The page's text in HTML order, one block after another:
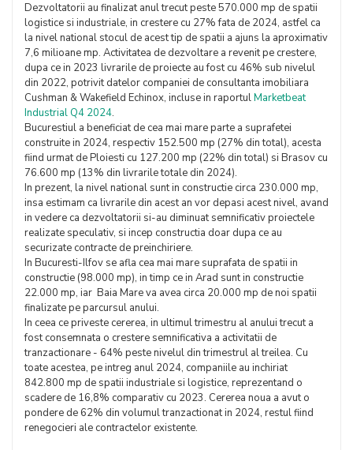
Dezvoltatorii au finalizat anul trecut peste 570.000 mp de spatii
logistice si industriale, in crestere cu 27% fata de 2024, astfel ca
la nivel national stocul de acest tip de spatii a ajuns la aproximativ
7,6 milioane mp. Activitatea de dezvoltare a revenit pe crestere,
dupa ce in 2023 livrarile de proiecte au fost cu 46% sub nivelul
din 2022, potrivit datelor companiei de consultanta imobiliara
Cushman & Wakefield Echinox, incluse in raportulMarketbeat
Industrial Q4 2024.
Bucurestiul a beneficiat de cea mai mare parte a suprafetei
construite in 2024, respectiv 152.500 mp (27% din total), acesta
fiind urmat de Ploiesti cu 127.200 mp (22% din total) si Brasov cu
76.600 mp (13% din livrarile totale din 2024).
In prezent, la nivel national sunt in constructie circa 230.000 mp,
insa estimam ca livrarile din acest an vor depasi acest nivel, avand
in vedere ca dezvoltatorii si-au diminuat semnificativ proiectele
realizate speculativ, si incep constructia doar dupa ce au
securizate contracte de preinchiriere.
In Bucuresti-Ilfov se afla cea mai mare suprafata de spatii in
constructie (98.000 mp), in timp ce in Arad sunt in constructie
22.000 mp, iar Baia Mare va avea circa 20.000 mp de noi spatii
finalizate pe parcursul anului.
In ceea ce priveste cererea, in ultimul trimestru al anului trecut a
fost consemnata o crestere semnificativa a activitatii de
tranzactionare - 64% peste nivelul din trimestrul al treilea. Cu
toate acestea, pe intreg anul 2024, companiile au inchiriat
842.800 mp de spatii industriale si logistice, reprezentand o
scadere de 16,8% comparativ cu 2023. Cererea noua a avut o
pondere de 62% din volumul tranzactionat in 2024, restul fiind
renegocieri ale contractelor existente.